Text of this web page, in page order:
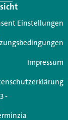
was
nur einem
-
Einstellungen
Impressum